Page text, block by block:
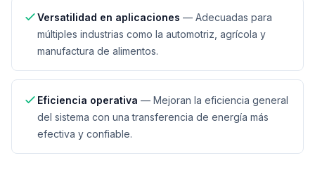
Versatilidad en aplicaciones — Adecuadas para
múltiples industrias como la automotriz, agrícola y
manufactura de alimentos.
Eficiencia operativa — Mejoran la eficiencia general
del sistema con una transferencia de energía más
efectiva y confiable.